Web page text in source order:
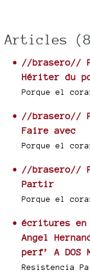
Articles
//brasero//
Hériter du
Porque el
//brasero//
Faire avec
Porque el
//brasero//
Partir
Porque el
écritures en
Angel
perf’ A DOS
Resistencia